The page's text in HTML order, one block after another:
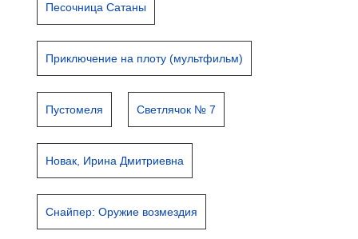
Песочница Сатаны
Приключение на плоту (мультфильм)
Пустомеля Светлячок № 7
Новак, Ирина Дмитриевна
Снайпер: Оружие возмездия